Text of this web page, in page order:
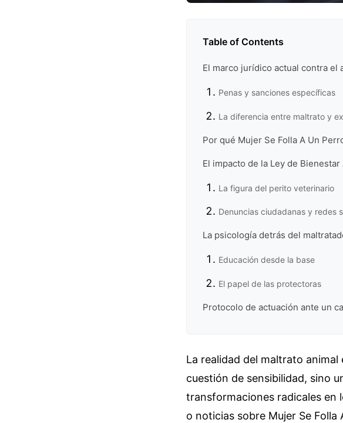
Table of Contents
El marco jurídico actual contra el
Penas y sanciones específicas
La diferencia entre maltrato y
Por qué Mujer Se Folla A Un
El impacto de la Ley de Bienestar
La figura del perito veterinario
Denuncias ciudadanas y redes
La psicología detrás del
Educación desde la base
El papel de las protectoras
Protocolo de actuación ante un
La realidad del maltrato
cuestión de sensibilidad, sino
transformaciones radicales en
o noticias sobre Mujer Se